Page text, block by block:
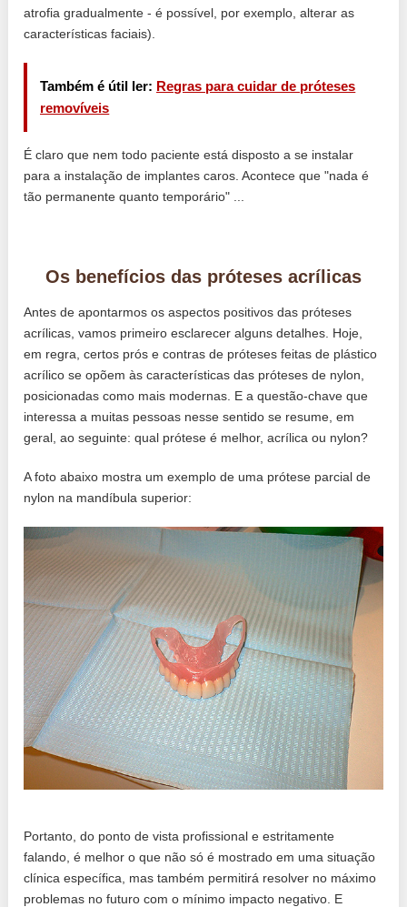
atrofia gradualmente - é possível, por exemplo, alterar as
características faciais).
Também é útil ler: Regras para cuidar de próteses
removíveis
É claro que nem todo paciente está disposto a se instalar
para a instalação de implantes caros. Acontece que "nada é
tão permanente quanto temporário" ...
Os benefícios das próteses acrílicas
Antes de apontarmos os aspectos positivos das próteses
acrílicas, vamos primeiro esclarecer alguns detalhes. Hoje,
em regra, certos prós e contras de próteses feitas de plástico
acrílico se opõem às características das próteses de nylon,
posicionadas como mais modernas. E a questão-chave que
interessa a muitas pessoas nesse sentido se resume, em
geral, ao seguinte: qual prótese é melhor, acrílica ou nylon?
A foto abaixo mostra um exemplo de uma prótese parcial de
nylon na mandíbula superior:
Portanto, do ponto de vista profissional e estritamente
falando, é melhor o que não só é mostrado em uma situação
clínica específica, mas também permitirá resolver no máximo
problemas no futuro com o mínimo impacto negativo. E